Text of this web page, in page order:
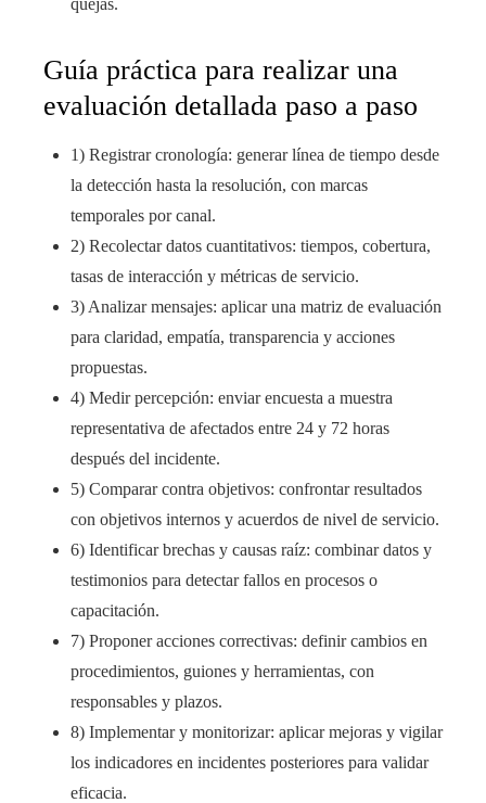
Guía práctica para realizar una
evaluación detallada paso a paso
1) Registrar cronología: generar línea de tiempo desde
la detección hasta la resolución, con marcas
temporales por canal.
2) Recolectar datos cuantitativos: tiempos, cobertura,
tasas de interacción y métricas de servicio.
3) Analizar mensajes: aplicar una matriz de evaluación
para claridad, empatía, transparencia y acciones
propuestas.
4) Medir percepción: enviar encuesta a muestra
representativa de afectados entre 24 y 72 horas
después del incidente.
5) Comparar contra objetivos: confrontar resultados
con objetivos internos y acuerdos de nivel de servicio.
6) Identificar brechas y causas raíz: combinar datos y
testimonios para detectar fallos en procesos o
capacitación.
7) Proponer acciones correctivas: definir cambios en
procedimientos, guiones y herramientas, con
responsables y plazos.
8) Implementar y monitorizar: aplicar mejoras y vigilar
los indicadores en incidentes posteriores para validar
eficacia.